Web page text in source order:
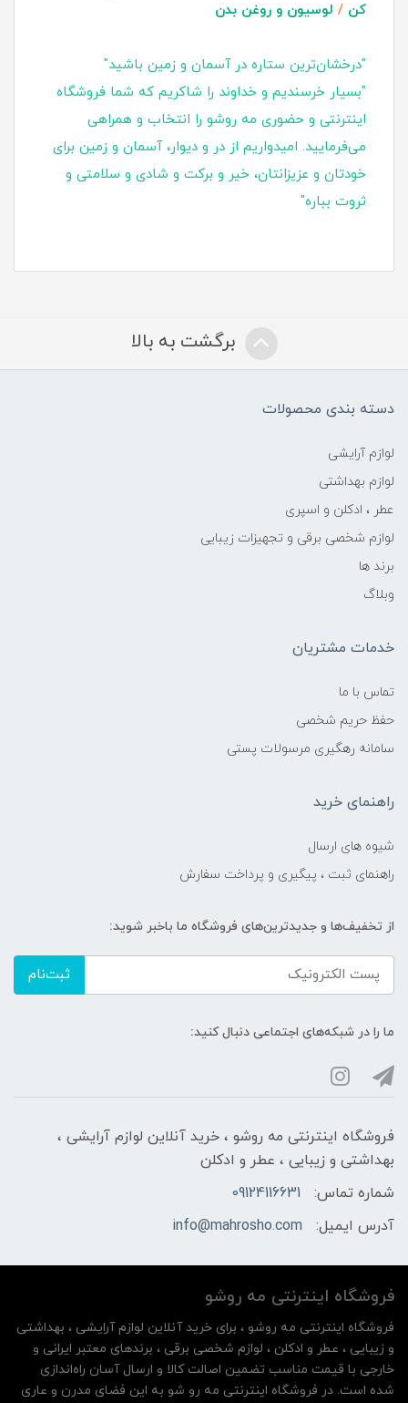
کن / لوسیون و روغن بدن
"درخشان‌ترین ستاره در آسمان و زمین باشید"
"بسیار خرسندیم و خداوند را شاکریم که شما فروشگاه
اینترنتی و حضوری مه روشو را انتخاب و همراهی
می‌فرمایید. امیدواریم از در و دیوار، آسمان و زمین برای
خودتان و عزیزانتان، خیر و برکت و شادی و سلامتی و
ثروت بباره"
برگشت به بالا
دسته بندی محصولات
لوازم آرایشی
لوازم بهداشتی
عطر ، ادکلن و اسپری
لوازم شخصی برقی و تجهیزات زیبایی
برند ها
وبلاگ
خدمات مشتریان
تماس با ما
حفظ حریم شخصی
سامانه رهگیری مرسولات پستی
راهنمای خرید
شیوه های ارسال
راهنمای ثبت ، پیگیری و پرداخت سفارش
از تخفیف‌ها و جدیدترین‌های فروشگاه ما باخبر شوید:
ثبت‌نام
ما را در شبکه‌های اجتماعی دنبال کنید:
فروشگاه اینترنتی مه‌ رو‌شو ، خرید آنلاین لوازم آرایشی ،
بهداشتی و زیبایی ، عطر و ادکلن
شماره تماس:
09124116631
آدرس ایمیل:
info@mahrosho.com
فروشگاه اینترنتی مه‌ رو‌شو
فروشگاه اینترنتی مه‌ رو‌شو ، برای خرید آنلاین لوازم آرایشی ، بهداشتی
و زیبایی ، عطر و ادکلن ، لوازم شخصی برقی ، برندهای معتبر ایرانی و
خارجی با قیمت مناسب تضمین اصالت کالا و ارسال آسان راه‌اندازی
شده است. در فروشگاه اینترنتی مه رو شو به این فضای مدرن و عاری